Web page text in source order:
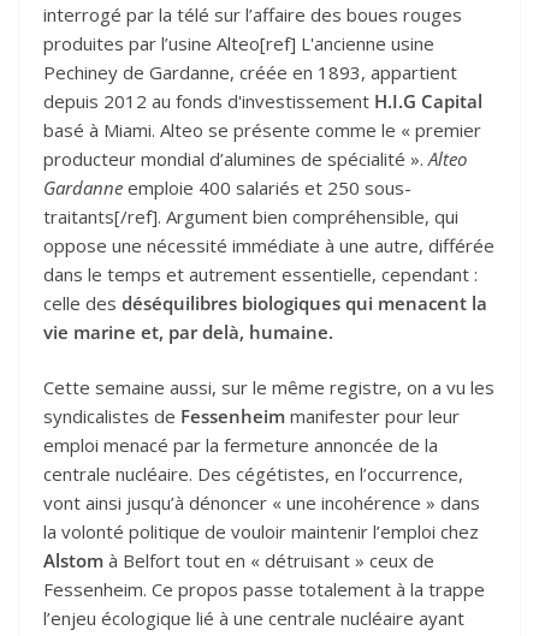
interrogé par la télé sur l’affaire des boues rouges
produites par l’usine Alteo[ref] L'ancienne usine
Pechiney de Gardanne, créée en 1893, appartient
depuis 2012 au fonds d'investissement H.I.G Capital
basé à Miami. Alteo se présente comme le « premier
producteur mondial d’alumines de spécialité ». Alteo
Gardanne emploie 400 salariés et 250 sous-
traitants[/ref]. Argument bien compréhensible, qui
oppose une nécessité immédiate à une autre, différée
dans le temps et autrement essentielle, cependant :
celle des déséquilibres biologiques qui menacent la
vie marine et, par delà, humaine.
Cette semaine aussi, sur le même registre, on a vu les
syndicalistes de Fessenheim manifester pour leur
emploi menacé par la fermeture annoncée de la
centrale nucléaire. Des cégétistes, en l’occurrence,
vont ainsi jusqu’à dénoncer « une incohérence » dans
la volonté politique de vouloir maintenir l’emploi chez
Alstom à Belfort tout en « détruisant » ceux de
Fessenheim. Ce propos passe totalement à la trappe
l’enjeu écologique lié à une centrale nucléaire ayant